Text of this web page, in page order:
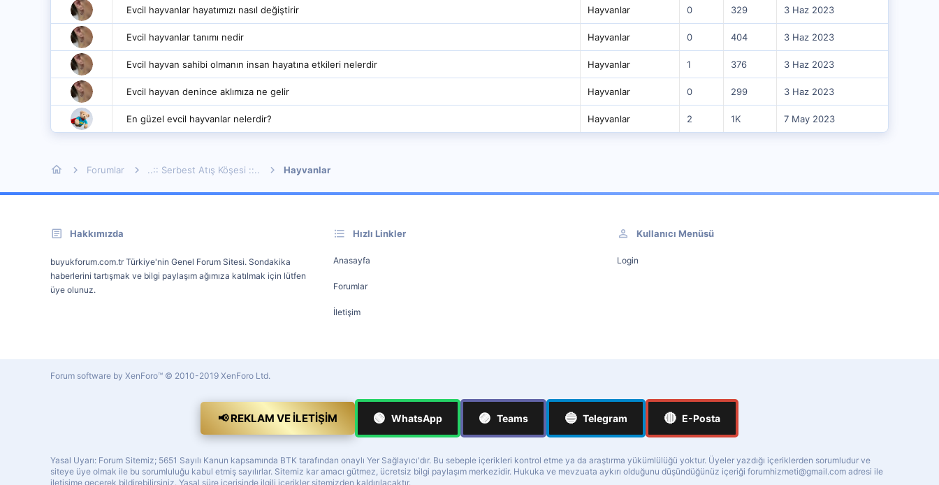
Evcil hayvanlar hayatımızı nasıl değiştirir Hayvanlar 0 329 3 Haz 2023
Evcil hayvanlar tanımı nedir Hayvanlar 0 404 3 Haz 2023
Evcil hayvan sahibi olmanın insan hayatına etkileri nelerdir Hayvanlar 1 376 3 Haz 2023
Evcil hayvan denince aklımıza ne gelir Hayvanlar 0 299 3 Haz 2023
En güzel evcil hayvanlar nelerdir? Hayvanlar 2 1K 7 May 2023
Forumlar ..:: Serbest Atış Köşesi ::.. Hayvanlar
Hakkımızda
buyukforum.com.tr Türkiye'nin Genel Forum Sitesi. Sondakika
haberlerini tartışmak ve bilgi paylaşım ağımıza katılmak için lütfen
üye olunuz.
Hızlı Linkler
Anasayfa
Forumlar
İletişim
Kullanıcı Menüsü
Login
Forum software by XenForo™ © 2010-2019 XenForo Ltd.
📢 REKLAM VE İLETIŞIM 🟢 WhatsApp 🟣 Teams 🔵 Telegram 🔴 E-Posta
Yasal Uyarı: Forum Sitemiz; 5651 Sayılı Kanun kapsamında BTK tarafından onaylı Yer Sağlayıcı'dır. Bu sebeple içerikleri kontrol etme ya da araştırma yükümlülüğü yoktur. Üyeler yazdığı içeriklerden sorumludur ve
siteye üye olmak ile bu sorumluluğu kabul etmiş sayılırlar. Sitemiz kar amacı gütmez, ücretsiz bilgi paylaşım merkezidir. Hukuka ve mevzuata aykırı olduğunu düşündüğünüz içeriği forumhizmeti@gmail.com adresi ile
iletişime geçerek bildirebilirsiniz. Yasal süre içerisinde ilgili içerikler sitemizden kaldırılacaktır.